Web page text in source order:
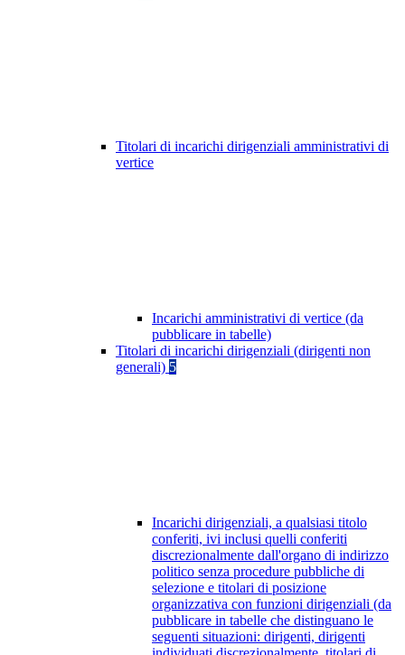
Titolari di incarichi dirigenziali amministrativi di
vertice
Incarichi amministrativi di vertice (da
pubblicare in tabelle)
Titolari di incarichi dirigenziali (dirigenti non
generali) 5
Incarichi dirigenziali, a qualsiasi titolo
conferiti, ivi inclusi quelli conferiti
discrezionalmente dall'organo di indirizzo
politico senza procedure pubbliche di
selezione e titolari di posizione
organizzativa con funzioni dirigenziali (da
pubblicare in tabelle che distinguano le
seguenti situazioni: dirigenti, dirigenti